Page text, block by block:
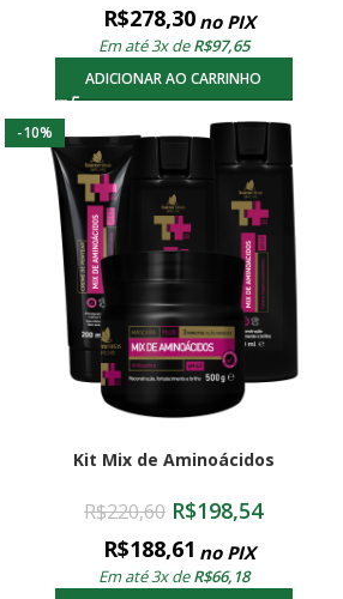
R$278,30 no PIX
Em até 3x deR$97,65
ADICIONAR AO CARRINHO
-10%
Kit Mix de Aminoácidos
R$220,60 R$198,54
R$188,61 no PIX
Em até 3x deR$66,18